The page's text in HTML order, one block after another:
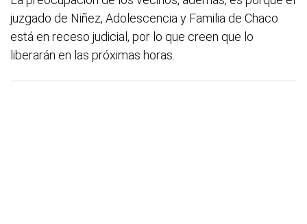
juzgado de Niñez, Adolescencia y Familia de Chaco
está en receso judicial, por lo que creen que lo
liberarán en las próximas horas.